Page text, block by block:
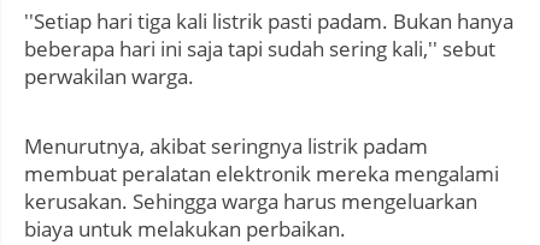
''Setiap hari tiga kali listrik pasti padam. Bukan hanya
beberapa hari ini saja tapi sudah sering kali,'' sebut
perwakilan warga.
Menurutnya, akibat seringnya listrik padam
membuat peralatan elektronik mereka mengalami
kerusakan. Sehingga warga harus mengeluarkan
biaya untuk melakukan perbaikan.